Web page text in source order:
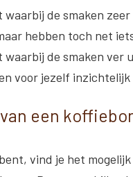
de smaken
hebben toch net
de smaken
voor jezelf inzichtelijk
een
vind je het mogelijk